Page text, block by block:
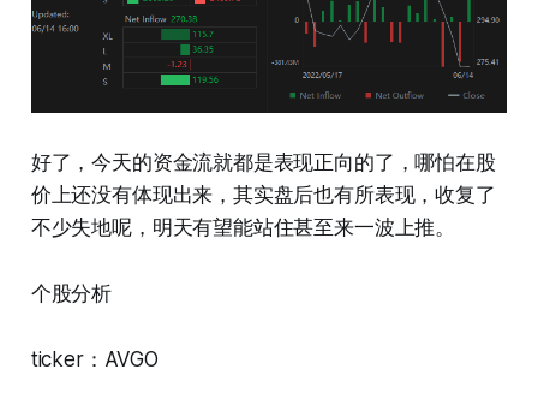
好了，今天的资金流就都是表现正向的了，哪怕在股
价上还没有体现出来，其实盘后也有所表现，收复了
不少失地呢，明天有望能站住甚至来一波上推。
个股分析
ticker：AVGO